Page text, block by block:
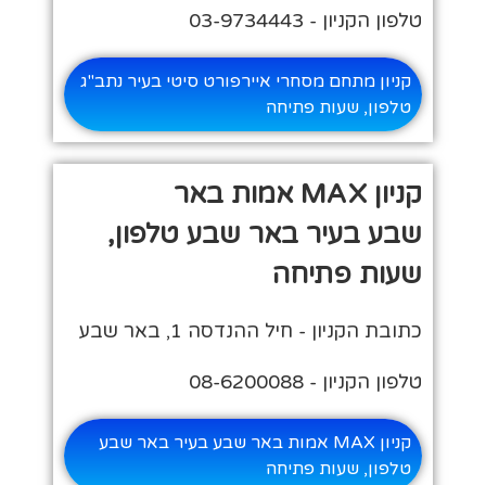
טלפון הקניון - 03-9734443
קניון מתחם מסחרי איירפורט סיטי בעיר נתב"ג
טלפון, שעות פתיחה
קניון MAX אמות באר
שבע בעיר באר שבע טלפון,
שעות פתיחה
כתובת הקניון - חיל ההנדסה 1, באר שבע
טלפון הקניון - 08-6200088
קניון MAX אמות באר שבע בעיר באר שבע
טלפון, שעות פתיחה